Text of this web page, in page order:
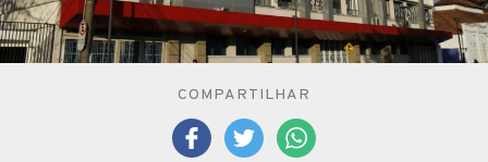
COMPARTILHAR